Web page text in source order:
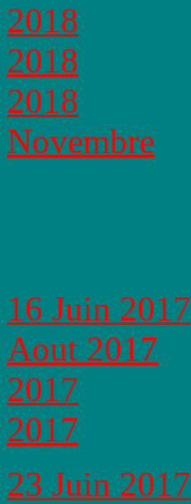
2018
2018
2018
Novembre
16 Juin 2017
Aout 2017
2017
2017
23 Juin 2017